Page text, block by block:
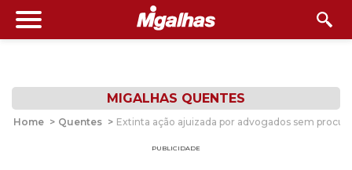
MIGALHAS QUENTES
Home > Quentes > Extinta ação ajuizada por advogados sem
PUBLICIDADE